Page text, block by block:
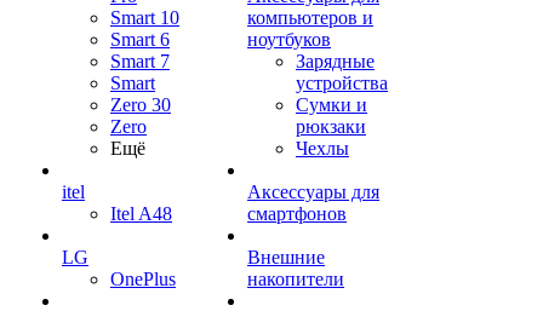
Smart 10
Smart 6
Smart 7
Smart
Zero 30
Zero
Ещё
itel
Itel A48
LG
OnePlus
компьютеров и
ноутбуков
Зарядные
устройства
Сумки и
рюкзаки
Чехлы
Аксессуары для
смартфонов
Внешние
накопители